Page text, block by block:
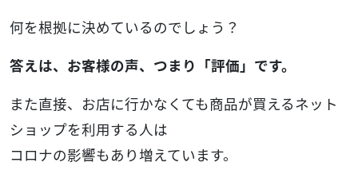
何を根拠に決めているのでしょう？
答えは、お客様の声、つまり「評価」です。
また直接、お店に行かなくても商品が買えるネット
ショップを利用する人は
コロナの影響もあり増えています。